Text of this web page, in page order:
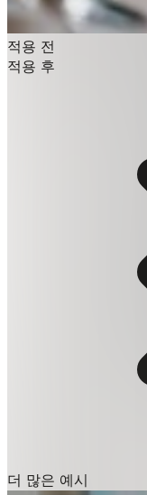
적용 전
적용 후
더 많은 예시